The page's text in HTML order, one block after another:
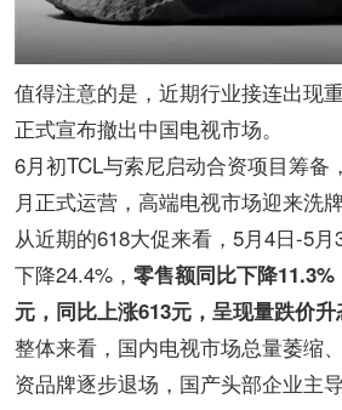
值得注意的是，近期行业接连出现
正式宣布撤出中国电视市场。
6月初TCL与索尼启动合资项目筹备
月正式运营，高端电视市场迎来洗牌
从近期的618大促来看，5月4日-5
下降24.4%， 零售额同比下降
元，同比上涨613元，呈现量跌价升
整体来看，国内电视市场总量萎缩
资品牌逐步退场，国产头部企业主导